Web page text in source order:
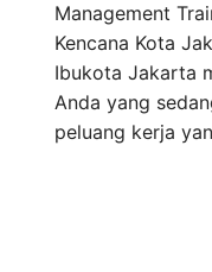
Management
Kencana Kota
Ibukota Jakarta
Anda yang
peluang kerja